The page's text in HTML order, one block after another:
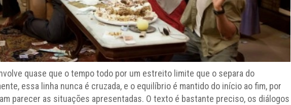
quase que o tempo todo por um estreito limite que o separa do
essa linha nunca é cruzada, e o equilíbrio é mantido do início ao fim, por
parecer as situações apresentadas. O texto é bastante preciso, os diálogos